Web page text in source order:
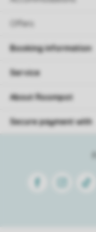
Offers
FacebookInstagram
Tiktok
Booking information
Service
About Roompot
Secure payment with